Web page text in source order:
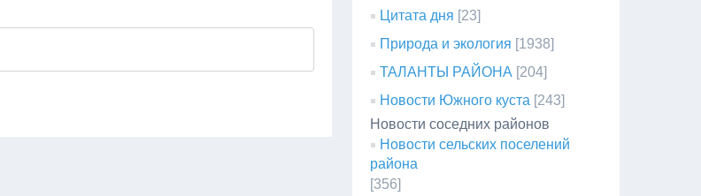
Цитата дня [23]
Природа и экология [1938]
ТАЛАНТЫ РАЙОНА [204]
Новости Южного куста [243]
Новости соседних районов
Новости сельских поселений
района
[356]